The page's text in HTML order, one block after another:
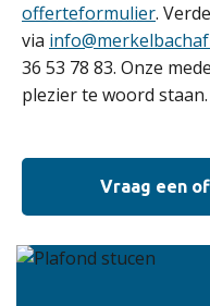
offerteformulier.
via
36 53 78 83. Onze
plezier te woord staan.
Vraag een